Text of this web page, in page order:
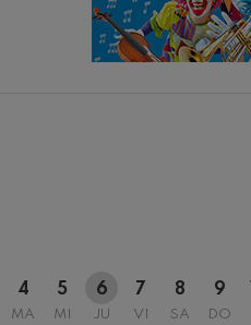
4
MA
5
MI
6
JU
7
VI
8
SA
9
DO
12 AGOSTO,
H.
C. Franck:
C. Franck
Joseph
El cant dels